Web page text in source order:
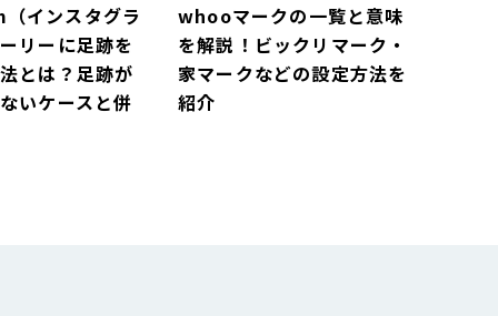
インスタグラ
リーに足跡を
とは？足跡が
いケースと併
whooマークの一覧と意味
を解説！ビックリマーク・
家マークなどの設定方法を
紹介